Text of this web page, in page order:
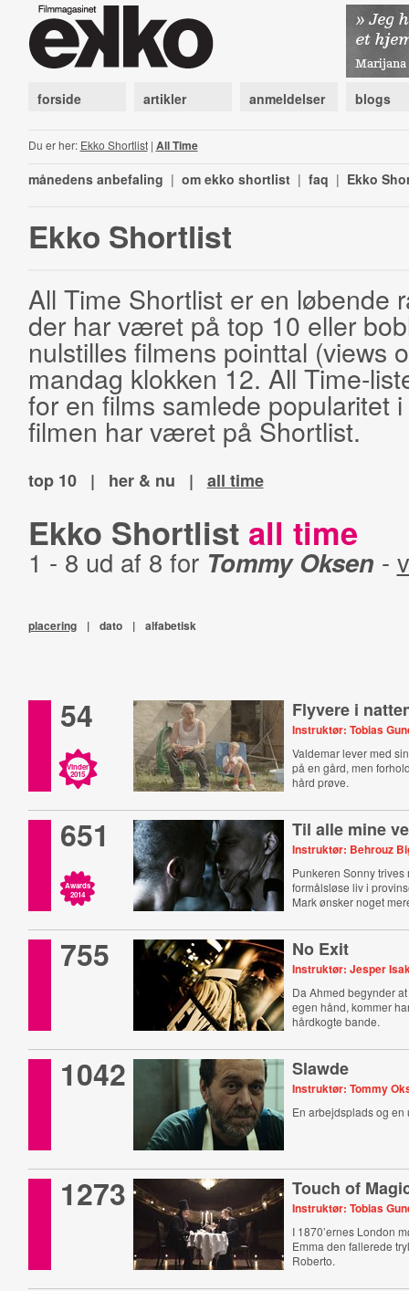
forside artikler anmeldelser blogs
Du er her: Ekko Shortlist| All Time
månedens anbefaling | om ekko shortlist | faq | Ekko
Ekko Shortlist
All Time Shortlist er en løbende
der har været på top 10 eller
nulstilles filmens pointtal (views
mandag klokken 12. All Time-
for en films samlede popularitet
filmen har været på Shortlist.
top 10 | her & nu | all time
Ekko Shortlist all time
1 - 8 ud af 8 for Tommy Oksen -
placering | dato | alfabetisk
54
Vinder
2015
Flyvere i
Instruktør: Tobias
Valdemar lever med
på en gård, men
hård prøve.
651
Awards
2014
Til alle mine
Instruktør: Behrouz
Punkeren Sonny trives
formålsløse liv i
Mark ønsker noget
755 No Exit
Instruktør: Jesper
Da Ahmed begynder
egen hånd, kommer
hårdkogte bande.
1042 Slawde
Instruktør: Tommy
En arbejdsplads og en
1273 Touch of
Instruktør: Tobias
I 1870’ernes London
Emma den fallerede
Roberto.